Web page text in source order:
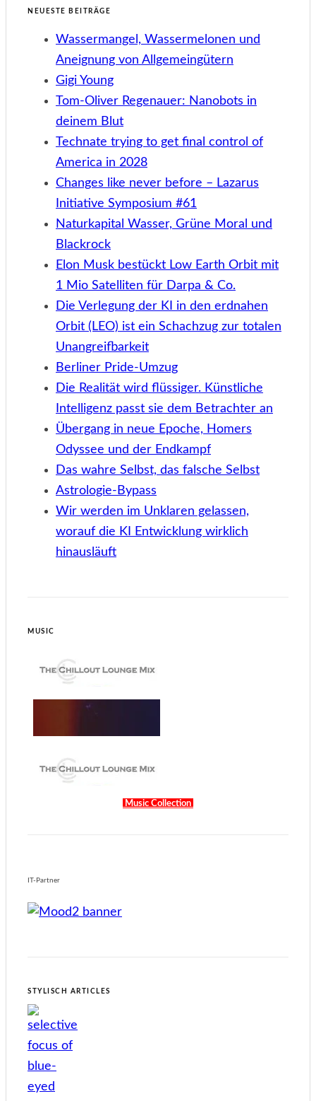
NEUESTE BEITRÄGE
Wassermangel, Wassermelonen und
Aneignung von Allgemeingütern
Gigi Young
Tom-Oliver Regenauer: Nanobots in
deinem Blut
Technate trying to get final control of
America in 2028
Changes like never before – Lazarus
Initiative Symposium #61
Naturkapital Wasser, Grüne Moral und
Blackrock
Elon Musk bestückt Low Earth Orbit mit
1 Mio Satelliten für Darpa & Co.
Die Verlegung der KI in den erdnahen
Orbit (LEO) ist ein Schachzug zur totalen
Unangreifbarkeit
Berliner Pride-Umzug
Die Realität wird flüssiger. Künstliche
Intelligenz passt sie dem Betrachter an
Übergang in neue Epoche, Homers
Odyssee und der Endkampf
Das wahre Selbst, das falsche Selbst
Astrologie-Bypass
Wir werden im Unklaren gelassen,
worauf die KI Entwicklung wirklich
hinausläuft
MUSIC
Music Collection
IT-Partner
STYLISCH ARTICLES